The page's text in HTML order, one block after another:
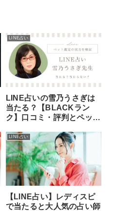
LINE占い
LINE占いの雪乃うさぎは
当たる？【BLACKラン
ク】口コミ・評判とペット
LINE占い
【LINE占い】レディスピ
で当たると大人気の占い師